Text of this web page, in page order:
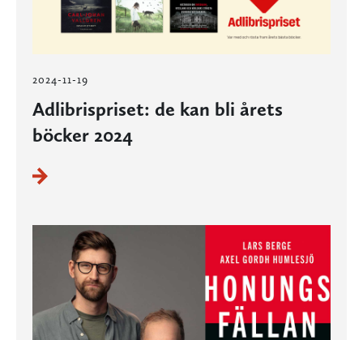
2024-11-19
Adlibrispriset: de kan bli årets
böcker 2024